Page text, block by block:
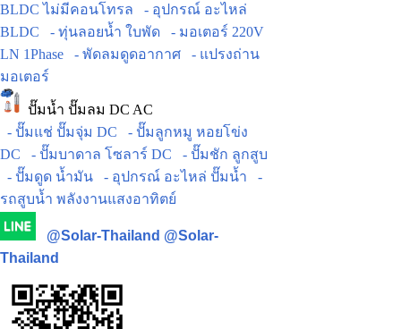
BLDC ไม่มีคอนโทรล
- อุปกรณ์ อะไหล่
BLDC
- ทุ่นลอยน้ำ ใบพัด
- มอเตอร์ 220V
LN 1Phase
- พัดลมดูดอากาศ
- แปรงถ่าน
มอเตอร์
ปั๊มน้ำ ปั๊มลม DC AC
- ปั๊มแช่ ปั๊มจุ่ม DC
- ปั๊มลูกหมู หอยโข่ง
DC
- ปั๊มบาดาล โซลาร์ DC
- ปั๊มชัก ลูกสูบ
- ปั๊มดูด น้ำมัน
- อุปกรณ์ อะไหล่ ปั๊มน้ำ
-
รถสูบน้ำ พลังงานแสงอาทิตย์
@Solar-Thailand @Solar-
Thailand